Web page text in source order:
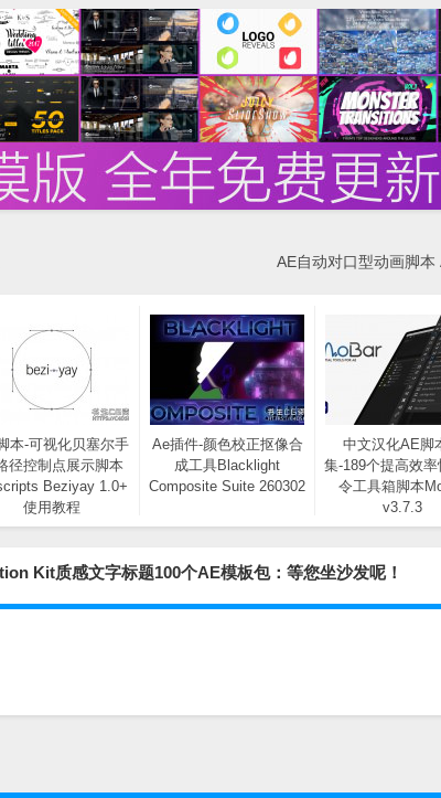
AE自动对口型动画脚
本-可视化贝塞尔手
径控制点展示脚本
Beziyay 1.0+
使用教程
Ae插件-颜色校正抠像合
成工具Blacklight
Composite Suite 260302
中文汉化AE脚
集-189个提高效率
令工具箱脚本
v3.7.3
Kit质感文字标题100个AE模板包：等您坐沙发呢！